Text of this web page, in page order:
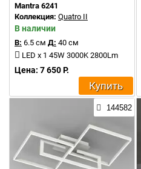
Mantra 6241
Коллекция: Quatro II
В наличии
В: 6.5 см Д: 40 см
LED x 1 45W 3000K 2800Lm
Цена: 7 650 Р.
Купить
144582